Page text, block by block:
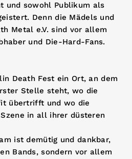
und sowohl Publikum als
Denn die Mädels und
Metal e.V. sind vor allem
und Die-Hard-Fans.
Death Fest ein Ort, an dem
Stelle steht, wo die
übertrifft und wo die
in all ihrer düsteren
ist demütig und dankbar,
Bands, sondern vor allem